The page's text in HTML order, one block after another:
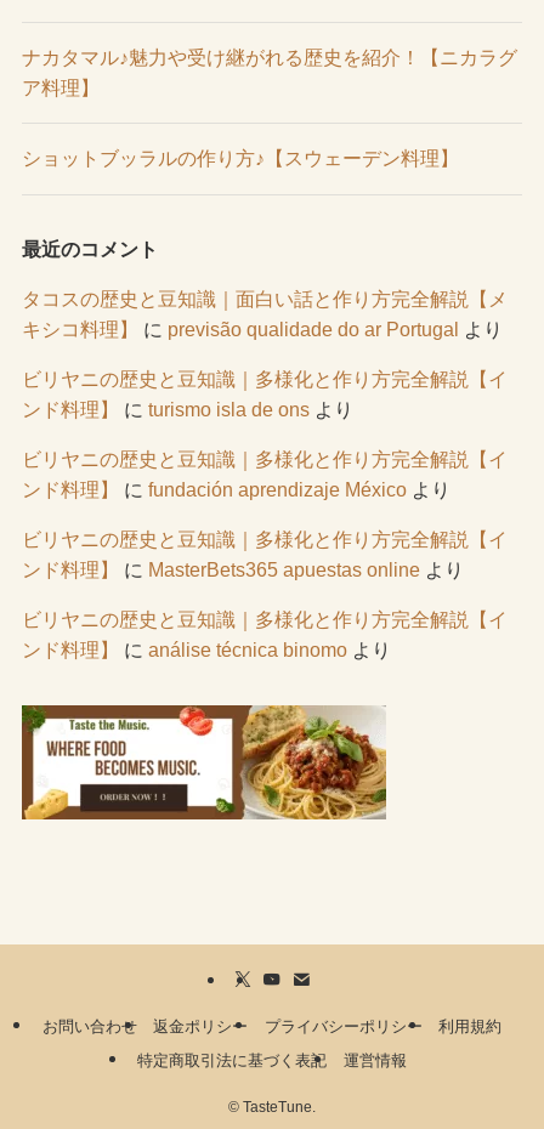
ナカタマル♪魅力や受け継がれる歴史を紹介！【ニカラグ
ア料理】
ショットブッラルの作り方♪【スウェーデン料理】
最近のコメント
タコスの歴史と豆知識｜面白い話と作り方完全解説【メ
キシコ料理】
に previsão qualidade do ar Portugal より
ビリヤニの歴史と豆知識｜多様化と作り方完全解説【イ
ンド料理】
に turismo isla de onsより
ビリヤニの歴史と豆知識｜多様化と作り方完全解説【イ
ンド料理】
に fundación aprendizaje Méxicoより
ビリヤニの歴史と豆知識｜多様化と作り方完全解説【イ
ンド料理】
に MasterBets365 apuestas onlineより
ビリヤニの歴史と豆知識｜多様化と作り方完全解説【イ
ンド料理】
に análise técnica binomoより
お問い合わせ 返金ポリシー プライバシーポリシー
利用規約
特定商取引法に基づく表記
運営情報
© TasteTune.